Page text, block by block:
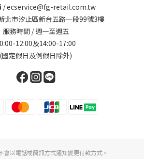
/ ecservice@fg-retail.com.tw
北市汐止區新台五路一段99號3樓
服務時間 / 週一至週五
12:00及14:00-17:00
(國定假日及例假日除外)
會以電話或簡訊方式通知變更付款方式。